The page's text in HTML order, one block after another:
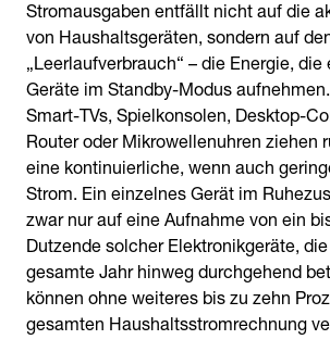
Stromausgaben entfällt nicht auf die
von Haushaltsgeräten, sondern auf
„Leerlaufverbrauch“ – die Energie,
Geräte im Standby-Modus
Smart-TVs, Spielkonsolen, Desktop-
Router oder Mikrowellenuhren ziehen
eine kontinuierliche, wenn auch
Strom. Ein einzelnes Gerät im
zwar nur auf eine Aufnahme von ein
Dutzende solcher Elektronikgeräte,
gesamte Jahr hinweg durchgehend
können ohne weiteres bis zu zehn
gesamten Haushaltsstromrechnung